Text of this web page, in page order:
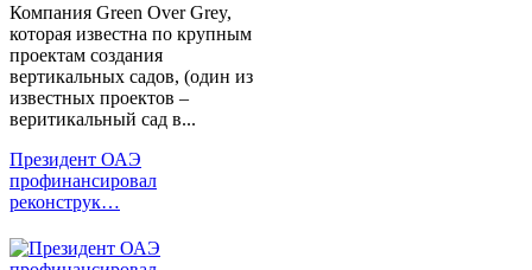
Компания Green Over Grey,
которая известна по крупным
проектам создания
вертикальных садов, (один из
известных проектов –
веритикальный сад в...
Президент ОАЭ
профинансировал
реконструк…